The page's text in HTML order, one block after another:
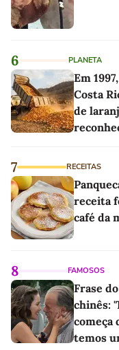
6 PLANETA
Em
Costa
de
7 RECEITAS
receita
café da
8 FAMOSOS
Frase
chinês:
começa
temos